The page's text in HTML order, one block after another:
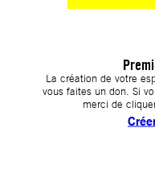
La création de votre
vous faites un don. Si
merci de